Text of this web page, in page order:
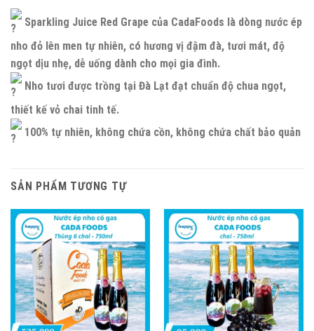
Sparkling Juice Red Grape của CadaFoods là dòng nước ép
nho đỏ lên men tự nhiên, có hương vị đậm đà, tươi mát, độ
ngọt dịu nhẹ, dễ uống dành cho mọi gia đình.
Nho tươi được trồng tại Đà Lạt đạt chuẩn độ chua ngọt,
thiết kế vỏ chai tinh tế.
100% tự nhiên, không chứa cồn, không chứa chất bảo quản
SẢN PHẨM TƯƠNG TỰ